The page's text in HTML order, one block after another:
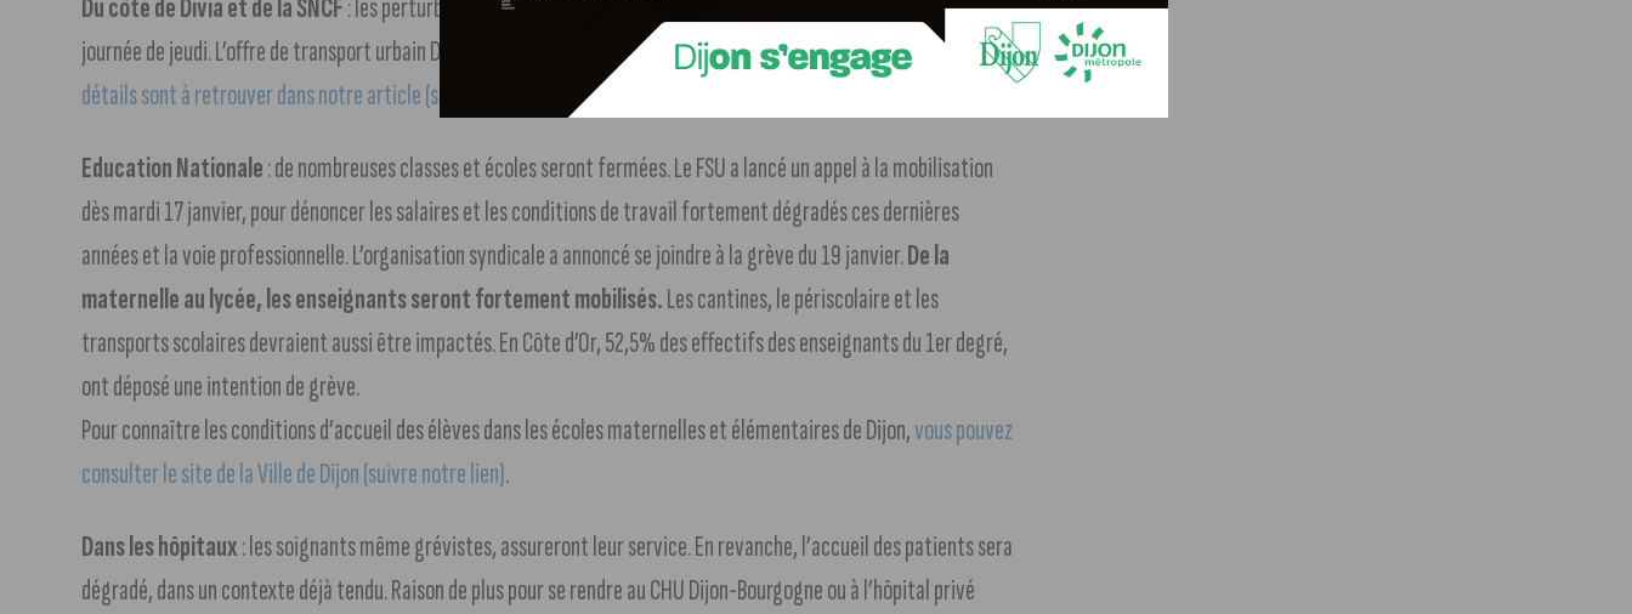
Du côté de Divia et de la SNCF: les perturbations commencent dès mercredi soir et aucun TGV ne circulera la
journée de jeudi. L’offre de transport urbain Divia connaîtra également des modifications.Toutes les infos et les
détails sont à retrouver dans notre article (suivre notre lien).
Education Nationale: de nombreuses classes et écoles seront fermées. Le FSU a lancé un appel à la mobilisation
dès mardi 17 janvier, pour dénoncer les salaires et les conditions de travail fortement dégradés ces dernières
années et la voie professionnelle. L’organisation syndicale a annoncé se joindre à la grève du 19 janvier.De la
maternelle au lycée, les enseignants seront fortement mobilisés.Les cantines, le périscolaire et les
transports scolaires devraient aussi être impactés. En Côte d’Or, 52,5% des effectifs des enseignants du 1er degré,
ont déposé une intention de grève.
Pour connaître les conditions d’accueil des élèves dans les écoles maternelles et élémentaires de Dijon,vous pouvez
consulter le site de la Ville de Dijon (suivre notre lien).
Dans les hôpitaux: les soignants même grévistes, assureront leur service. En revanche, l’accueil des patients sera
dégradé, dans un contexte déjà tendu. Raison de plus pour se rendre au CHU Dijon-Bourgogne ou à l’hôpital privé